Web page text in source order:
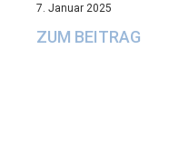
7. Januar 2025
ZUM BEITRAG